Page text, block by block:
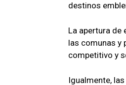
destinos
La apertura de
las comunas y
competitivo y
Igualmente,